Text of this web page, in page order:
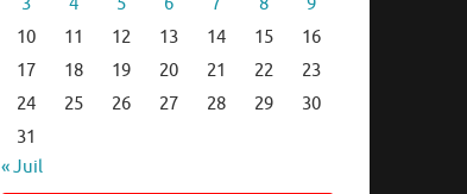
10
11 12 13 14 15
16
17
18 19 20 21 22
23
24
25 26 27 28 29
30
31
« Juil